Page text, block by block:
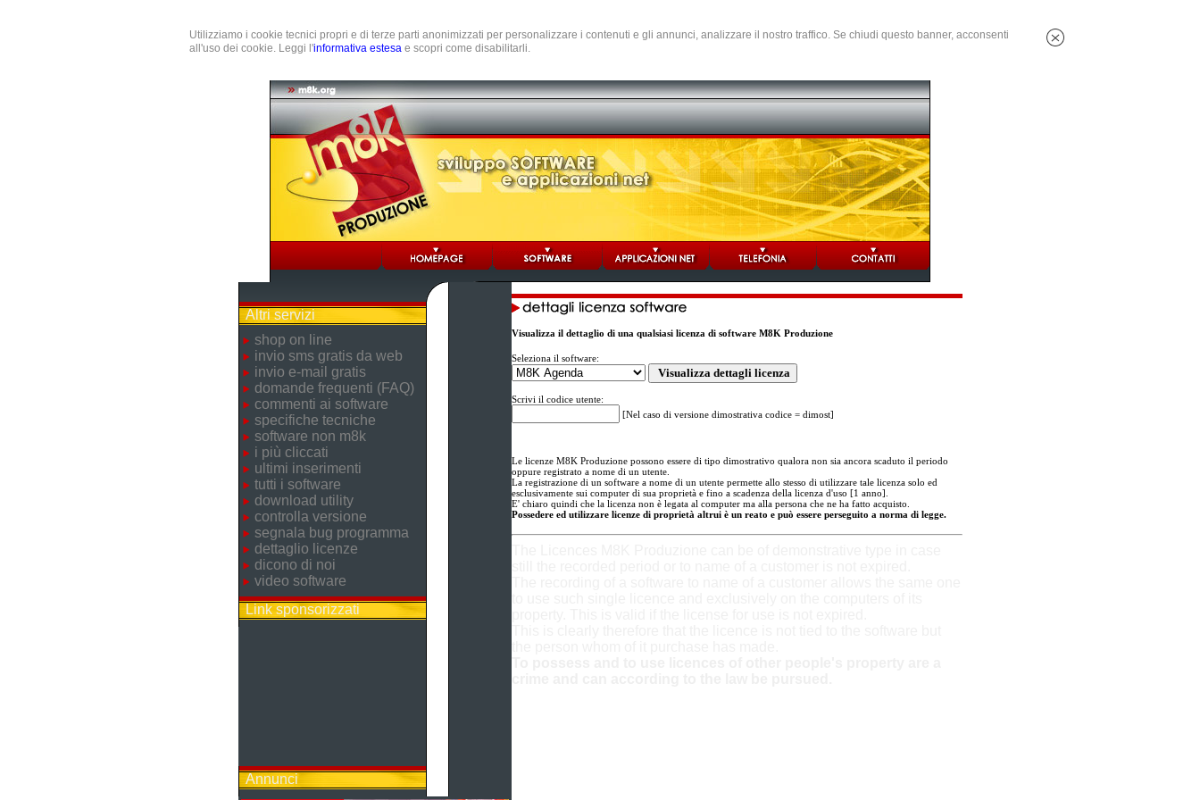
Utilizziamo i cookie tecnici propri e di terze parti anonimizzati per personalizzare i contenuti e gli annunci, analizzare il nostro traffico. Se chiudi questo banner, acconsenti
all'uso dei cookie. Leggi l'informativa estesa e scopri come disabilitarli.
Altri servizi
shop on line
invio sms gratis da web
invio e-mail gratis
domande frequenti (FAQ)
commenti ai software
specifiche tecniche
software non m8k
i più cliccati
ultimi inserimenti
tutti i software
download utility
controlla versione
segnala bug programma
dettaglio licenze
dicono di noi
video software
Link sponsorizzati
Annunci
Visualizza il dettaglio di una qualsiasi licenza di software M8K Produzione
Seleziona il software:
Scrivi il codice utente:
[Nel caso di versione dimostrativa codice = dimost]
Le licenze M8K Produzione possono essere di tipo dimostrativo qualora non sia ancora scaduto il periodo
oppure registrato a nome di un utente.
La registrazione di un software a nome di un utente permette allo stesso di utilizzare tale licenza solo ed
esclusivamente sui computer di sua proprietà e fino a scadenza della licenza d'uso [1 anno].
E' chiaro quindi che la licenza non è legata al computer ma alla persona che ne ha fatto acquisto.
Possedere ed utilizzare licenze di proprietà altrui è un reato e può essere perseguito a norma di legge.